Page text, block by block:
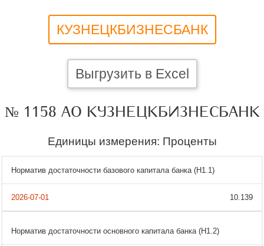
КУЗНЕЦКБИЗНЕСБАНК
Выгрузить в Excel
№ 1158 АО КУЗНЕЦКБИЗНЕСБАНК
Единицы измерения: Проценты
Норматив достаточности базового капитала банка (H1.1)
10.139
Норматив достаточности основного капитала банка (Н1.2)